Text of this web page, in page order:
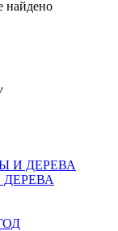
найдено
И ДЕРЕВА